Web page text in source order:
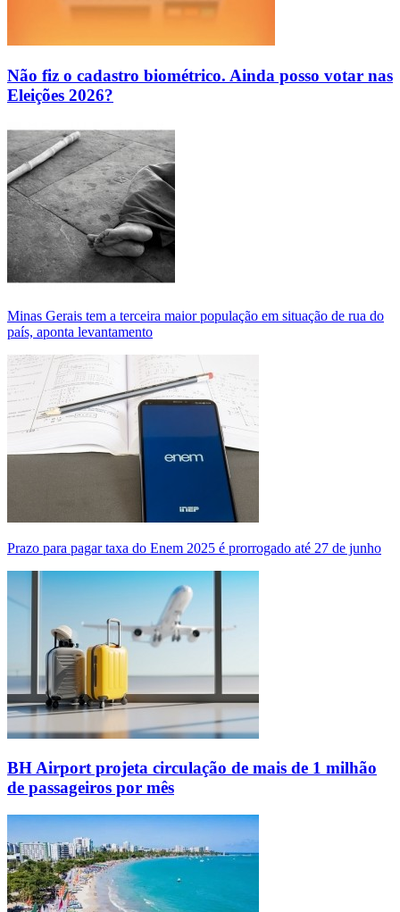
Não fiz o cadastro biométrico. Ainda posso votar nas
Eleições 2026?
Minas Gerais tem a terceira maior população em situação de rua do
país, aponta levantamento
Prazo para pagar taxa do Enem 2025 é prorrogado até 27 de junho
BH Airport projeta circulação de mais de 1 milhão
de passageiros por mês